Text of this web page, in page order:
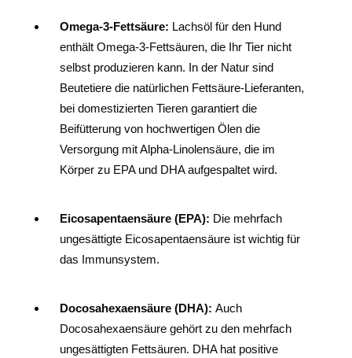
Omega-3-Fettsäure: Lachsöl für den Hund
enthält Omega-3-Fettsäuren, die Ihr Tier nicht
selbst produzieren kann. In der Natur sind
Beutetiere die natürlichen Fettsäure-Lieferanten,
bei domestizierten Tieren garantiert die
Beifütterung von hochwertigen Ölen die
Versorgung mit Alpha-Linolensäure, die im
Körper zu EPA und DHA aufgespaltet wird.
Eicosapentaensäure (EPA): Die mehrfach
ungesättigte Eicosapentaensäure ist wichtig für
das Immunsystem.
Docosahexaensäure (DHA): Auch
Docosahexaensäure gehört zu den mehrfach
ungesättigten Fettsäuren. DHA hat positive